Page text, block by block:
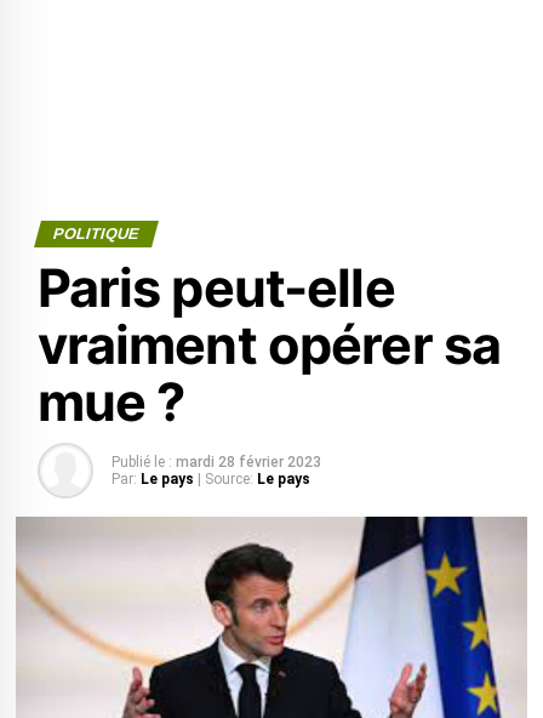
POLITIQUE
Paris peut-elle
vraiment opérer sa
mue ?
Publié le : mardi 28 février 2023
Par: Le pays | Source: Le pays